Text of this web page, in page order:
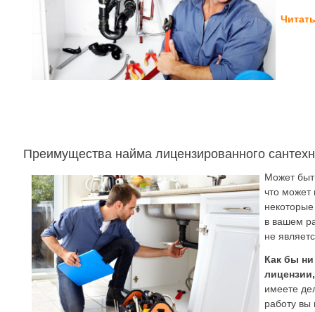
Преимущества найма лицензированного
Может
что может
в вашем
не
Как бы
имеете
работу вы